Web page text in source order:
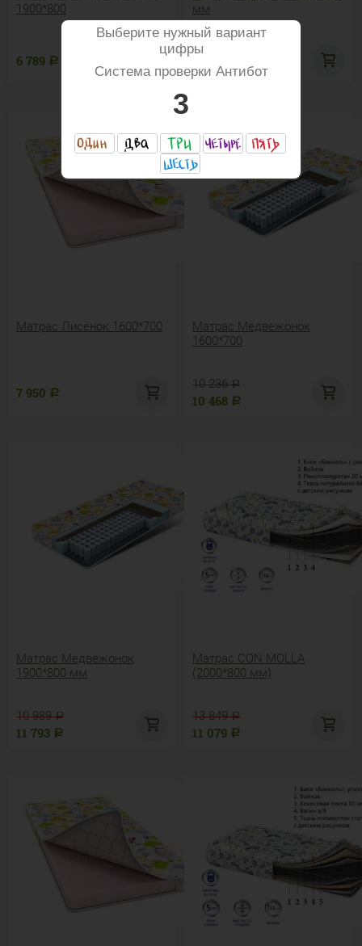
1900*800
6 789 Р
мм
Матрас Лисёнок 1600*700
7 950 Р
Матрас Медвежонок
1600*700
10 236 Р
10 468 Р
Матрас Медвежонок
1900*800 мм
10 989 Р
11 793 Р
Матрас CON MOLLA
(2000*800 мм)
13 849 Р
11 079 Р
Выберите нужный вариант
цифры
Система проверки Антибот
3